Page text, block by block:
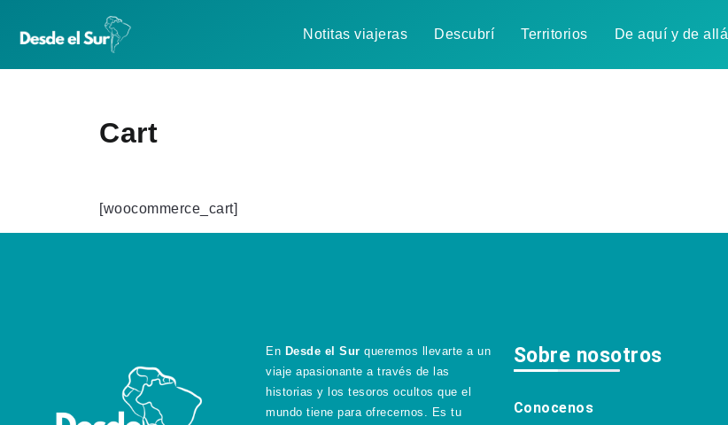
Notitas viajeras Descubrí Territorios De aquí y de allá
Cart
[woocommerce_cart]
En Desde el Sur queremos llevarte a un
viaje apasionante a través de las
historias y los tesoros ocultos que el
mundo tiene para ofrecernos. Es tu
Sobre nosotros
Conocenos